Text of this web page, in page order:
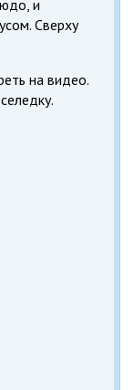
и
Сверху
на видео.